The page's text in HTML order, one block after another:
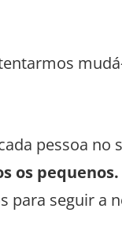
pessoa no
os pequenos.
para seguir a